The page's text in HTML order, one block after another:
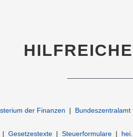
der Finanzen | Bundeszentralamt
| Gesetzestexte | Steuerformulare |